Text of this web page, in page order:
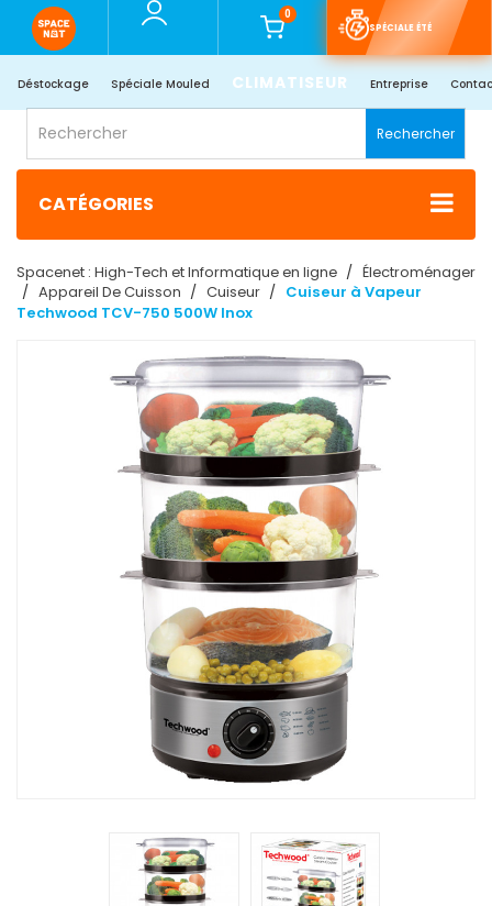
0
SPÉCIALE ÉTÉ
Déstockage Spéciale Mouled CLIMATISEUR Entreprise
Rechercher
CATÉGORIES
Spacenet : High-Tech et Informatique en ligne
Électroménager
Appareil De Cuisson
Cuiseur
Cuiseur à Vapeur
Techwood TCV-750 500W Inox